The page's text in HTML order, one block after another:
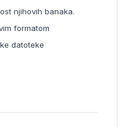
njihovih banaka.
formatom
datoteke